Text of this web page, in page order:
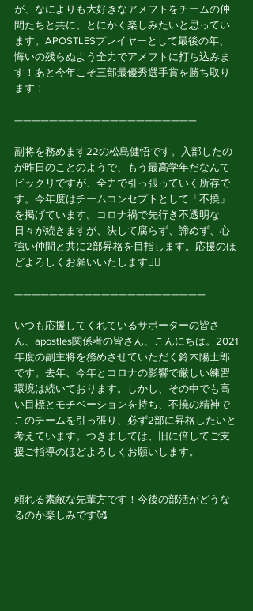
が、なによりも大好きなアメフトをチームの仲
間たちと共に、とにかく楽しみたいと思ってい
ます。APOSTLESプレイヤーとして最後の年、
悔いの残らぬよう全力でアメフトに打ち込みま
す！あと今年こそ三部最優秀選手賞を勝ち取り
ます！
—————————————————————
副将を務めます22の松島健悟です。入部したの
が昨日のことのようで、もう最高学年だなんて
ビックリですが、全力で引っ張っていく所存で
す。今年度はチームコンセプトとして「不撓」
を掲げています。コロナ禍で先行き不透明な
日々が続きますが、決して腐らず、諦めず、心
強い仲間と共に2部昇格を目指します。応援のほ
どよろしくお願いいたします🙇‍♂️
——————————————————————
いつも応援してくれているサポーターの皆さ
ん、apostles関係者の皆さん、こんにちは。2021
年度の副主将を務めさせていただく鈴木陽士郎
です。去年、今年とコロナの影響で厳しい練習
環境は続いております。しかし、その中でも高
い目標とモチベーションを持ち、不撓の精神で
このチームを引っ張り、必ず2部に昇格したいと
考えています。つきましては、旧に倍してご支
援ご指導のほどよろしくお願いします。
頼れる素敵な先輩方です！今後の部活がどうな
るのか楽しみです🥰